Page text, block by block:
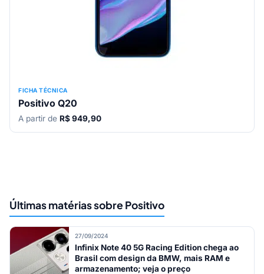
FICHA TÉCNICA
Positivo Q20
A partir de R$ 949,90
Últimas matérias sobre Positivo
27/09/2024
Infinix Note 40 5G Racing Edition chega ao
Brasil com design da BMW, mais RAM e
armazenamento; veja o preço